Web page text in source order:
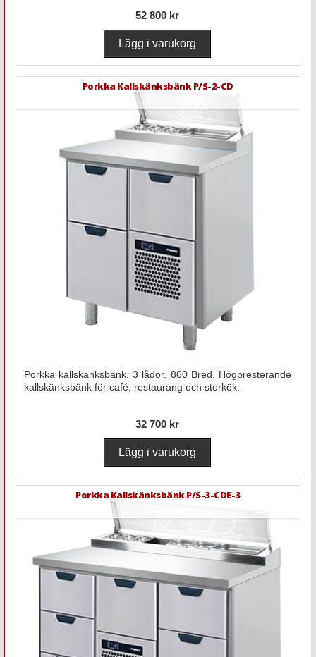
52 800 kr
Porkka Kallskänksbänk P/S-2-CD
Porkka kallskänksbänk. 3 lådor. 860 Bred. Högpresterande
kallskänksbänk för café, restaurang och storkök.
32 700 kr
Porkka Kallskänksbänk P/S-3-CDE-3